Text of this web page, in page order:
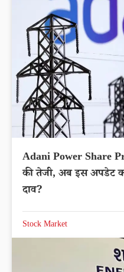
Adani Power Share
की तेजी, अब इस अपडेट
दाव?
Stock Market